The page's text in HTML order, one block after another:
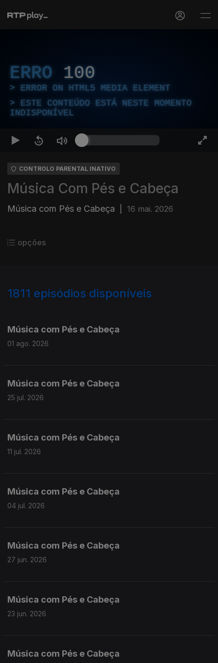
ERRO 100
ERROR ON HTML5 MEDIA ELEMENT
ESTE CONTEÚDO ESTÁ NESTE MOMENTO
INDISPONÍVEL
CONTROLO PARENTAL INATIVO
Música Com Pés e Cabeça
Música com Pés e Cabeça 16 mai. 2026
opções
1811 episódios disponíveis
Música com Pés e Cabeça
01 ago. 2026
Música com Pés e Cabeça
25 jul. 2026
Música com Pés e Cabeça
11 jul. 2026
Música com Pés e Cabeça
04 jul. 2026
Música com Pés e Cabeça
27 jun. 2026
Música com Pés e Cabeça
23 jun. 2026
Música com Pés e Cabeça